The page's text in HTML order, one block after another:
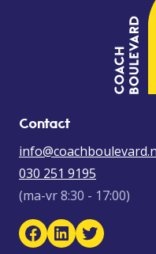
Contact
030 251 9195
(ma-vr 8:30 - 17:00)
Facebook Coach Boulevard
LinkedIn Coach Boulevard
Twitter